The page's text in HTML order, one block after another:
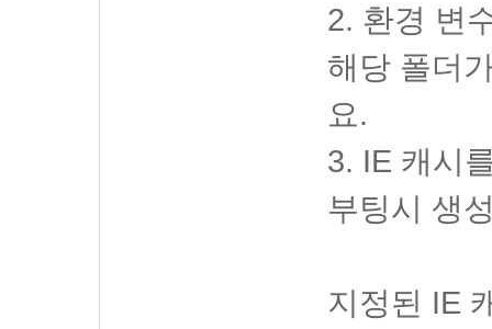
2. 환경 변
해당 폴더
요.
3. IE 캐시
부팅시 생
지정된 IE